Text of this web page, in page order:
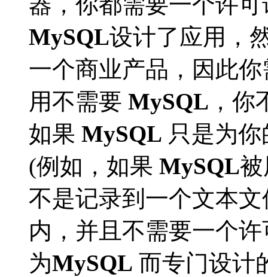
MySQL设计了应用，
一个商业产品，因此
用不需要 MySQL ，
如果 MySQL 只是为
(例如，如果 MySQL
不是记录到一个文本
内，并且不需要一个
为MySQL 而专门设计